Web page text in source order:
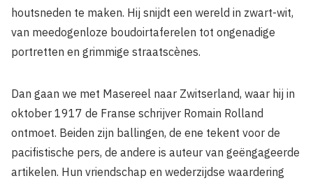
houtsneden te maken. Hij snijdt een wereld in zwart-wit,
van meedogenloze boudoirtaferelen tot ongenadige
portretten en grimmige straatscènes.
Dan gaan we met Masereel naar Zwitserland, waar hij in
oktober 1917 de Franse schrijver Romain Rolland
ontmoet. Beiden zijn ballingen, de ene tekent voor de
pacifistische pers, de andere is auteur van geëngageerde
artikelen. Hun vriendschap en wederzijdse waardering